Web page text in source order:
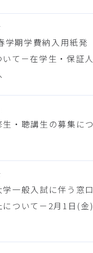
学期学費納入用紙発
て－在学生・保証人
・聴講生の募集につ
一般入試に伴う窓口
について－2月1日(金)